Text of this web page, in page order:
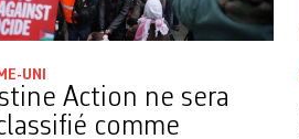
UNI
Action ne sera
comme